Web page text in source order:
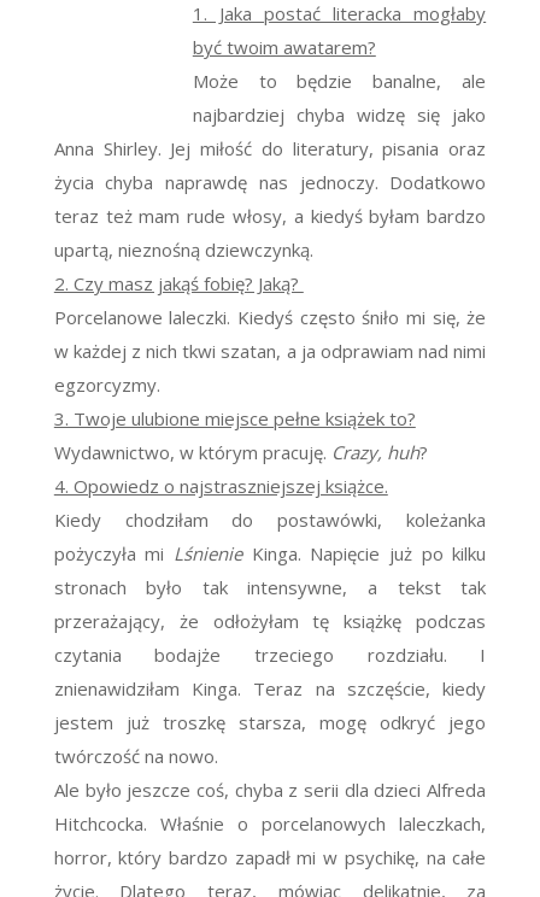
1. Jaka postać literacka mogłaby
być twoim awatarem?
Może to będzie banalne, ale
najbardziej chyba widzę się jako
Anna Shirley. Jej miłość do literatury, pisania oraz
życia chyba naprawdę nas jednoczy. Dodatkowo
teraz też mam rude włosy, a kiedyś byłam bardzo
upartą, nieznośną dziewczynką.
2. Czy masz jakąś fobię? Jaką?
Porcelanowe laleczki. Kiedyś często śniło mi się, że
w każdej z nich tkwi szatan, a ja odprawiam nad nimi
egzorcyzmy.
3. Twoje ulubione miejsce pełne książek to?
Wydawnictwo, w którym pracuję. Crazy, huh?
4. Opowiedz o najstraszniejszej książce.
Kiedy chodziłam do postawówki, koleżanka
pożyczyła mi Lśnienie Kinga. Napięcie już po kilku
stronach było tak intensywne, a tekst tak
przerażający, że odłożyłam tę książkę podczas
czytania bodajże trzeciego rozdziału. I
znienawidziłam Kinga. Teraz na szczęście, kiedy
jestem już troszkę starsza, mogę odkryć jego
twórczość na nowo.
Ale było jeszcze coś, chyba z serii dla dzieci Alfreda
Hitchcocka. Właśnie o porcelanowych laleczkach,
horror, który bardzo zapadł mi w psychikę, na całe
życie. Dlatego teraz, mówiąc delikatnie, za